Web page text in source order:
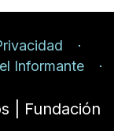
Informante
| Fundación